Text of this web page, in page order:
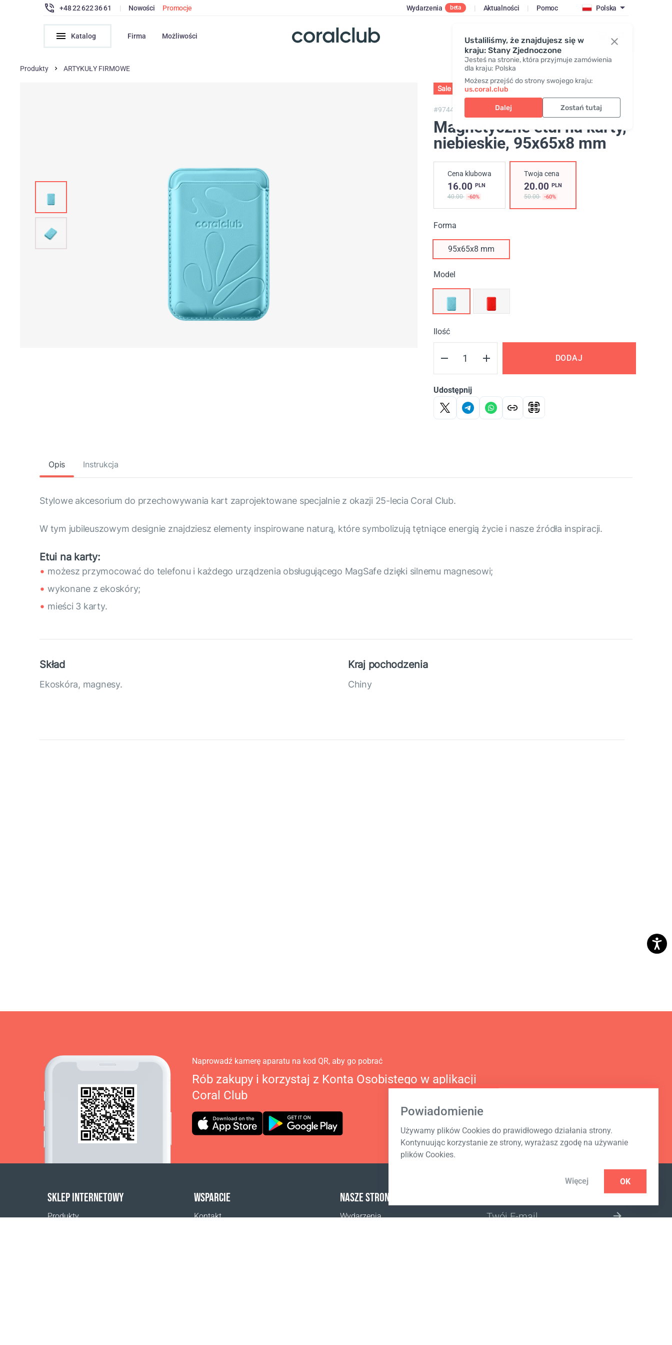
Ustaliliśmy, że znajdujesz się w
kraju: Stany Zjednoczone
Jesteś na stronie, która przyjmuje zamówienia
dla kraju: Polska
Możesz przejść do strony swojego kraju:
us.coral.club
Dalej Zostań tutaj
+48 22 622 36 61 | Nowości Promocje Wydarzenia beta | Aktualności | Pomoc Polska
Katalog Firma Możliwości Zaloguj się / Zarejestruj
Produkty ARTYKUŁY FIRMOWE
Sale 60% 01 - 31.08
#97446, Magnetic cardholder "25th anniversary"
Magnetyczne etui na karty,
niebieskie, 95х65х8 mm
Cena klubowa
16.00 PLN
40.00 -60%
Twoja cena
20.00 PLN
50.00 -60%
Forma
95х65х8 mm
Model
Ilość
DODAJ
Udostępnij
Opis Instrukcja
Stylowe akcesorium do przechowywania kart zaprojektowane specjalnie z okazji 25-lecia Coral Club.
W tym jubileuszowym designie znajdziesz elementy inspirowane naturą, które symbolizują tętniące energią życie i nasze źródła inspiracji.
Etui na karty:
możesz przymocować do telefonu i każdego urządzenia obsługującego MagSafe dzięki silnemu magnesowi;
wykonane z ekoskóry;
mieści 3 karty.
Skład
Ekoskóra, magnesy.
Kraj pochodzenia
Chiny
Powiadomienie
Używamy plików Cookies do prawidłowego działania strony.
Kontynuując korzystanie ze strony, wyrażasz zgodę na używanie
plików Cookies.
Więcej OK
Naprowadź kamerę aparatu na kod QR, aby go pobrać
Rób zakupy i korzystaj z Konta Osobistego w aplikacji
Coral Club
SKLEP INTERNETOWY
Produkty
WSPARCIE
Kontakt
NASZE STRONY
Wydarzenia